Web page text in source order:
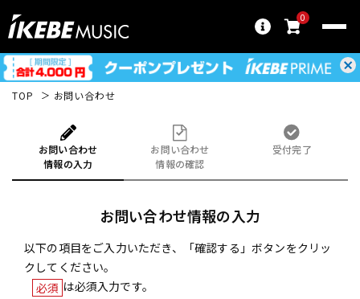
0
TOP お問い合わせ
お問い合わせ
情報の入力
お問い合わせ
情報の確認
受付完了
お問い合わせ情報の入力
以下の項目をご入力いただき、「確認する」ボタンをクリッ
クしてください。
必須 は必須入力です。